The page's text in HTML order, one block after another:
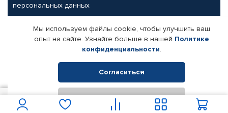
персональных данных
Партнерам
Корпоративным клиентам
Поставщикам
Реквизиты компании
© КАМАЗ ЦЕНТР ДОНЕЦК, 2015-2026. Все права защищены.
Интернет-магазин автомобильных товаров Автопрофи.
Мы используем файлы cookie, чтобы улучшить ваш
опыт на сайте. Узнайте больше в нашей Политике
конфиденциальности.
Согласиться
Отклонить
В корзину